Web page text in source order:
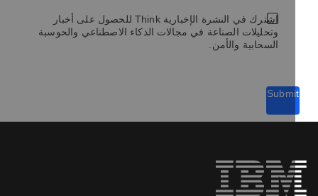
اشترك في النشرة الإخبارية Think للحصول على أخبار
وتحليلات الصناعة في مجالات الذكاء الاصطناعي والحوسبة
السحابية والأمن.